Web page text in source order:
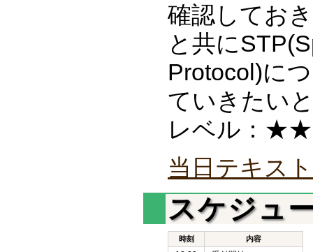
確認してお
と共に
Protocol)に
ていきたい
レベル：★★
当日テキス
スケジュ
時刻 内容